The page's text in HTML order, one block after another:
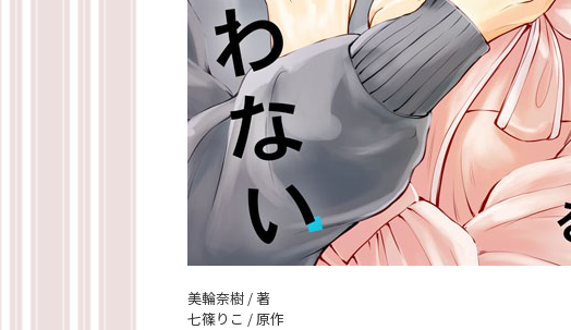
美輪奈樹 / 著
七篠りこ / 原作